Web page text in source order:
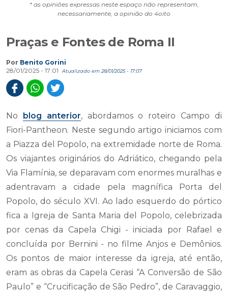
* as opiniões expressas neste espaço não representam,
necessariamente, a opinião do 4oito
Praças e Fontes de Roma II
Por Benito Gorini
28/01/2025 - 17:01
Atualizado em 28/01/2025 - 17:07
No blog anterior, abordamos o roteiro Campo di
Fiori-Pantheon. Neste segundo artigo iniciamos com
a Piazza del Popolo, na extremidade norte de Roma.
Os viajantes originários do Adriático, chegando pela
Via Flamínia, se deparavam com enormes muralhas e
adentravam a cidade pela magnífica Porta del
Popolo, do século XVI. Ao lado esquerdo do pórtico
fica a Igreja de Santa Maria del Popolo, celebrizada
por cenas da Capela Chigi - iniciada por Rafael e
concluída por Bernini - no filme Anjos e Demônios.
Os pontos de maior interesse da igreja, até então,
eram as obras da Capela Cerasi “A Conversão de São
Paulo” e “Crucificação de São Pedro”, de Caravaggio,